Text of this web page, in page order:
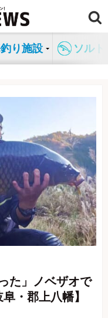
り施設 ソル
た」ノベザオで
・郡上八幡】